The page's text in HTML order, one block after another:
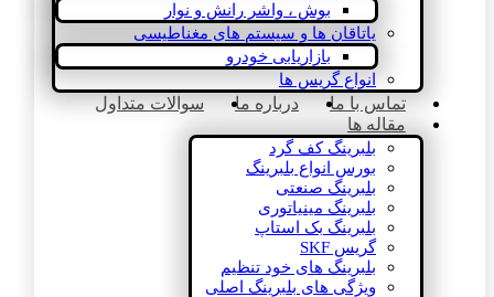
بوش ، واشر رانش و نوار
یاتاقان ها و سیستم های مغناطیسی
بازاریابی خودرو
انواع گریس ها
تماس با ما درباره ما
سوالات متداول
مقاله ها
بلبرینگ کف گرد
بورس انواع بلبرینگ
بلبرینگ صنعتی
بلبرینگ مینیاتوری
بلبرینگ بک استاپ
گریس SKF
بلبرینگ های خود تنظیم
ویژگی های بلبرینگ اصلی